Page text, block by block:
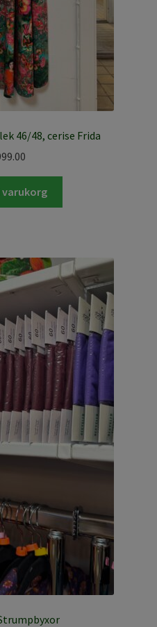
46/48, cerise Frida
varukorg